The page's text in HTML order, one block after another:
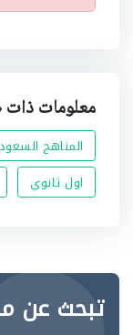
معلومات
المناهج
اول ثانوي
تبحث عن